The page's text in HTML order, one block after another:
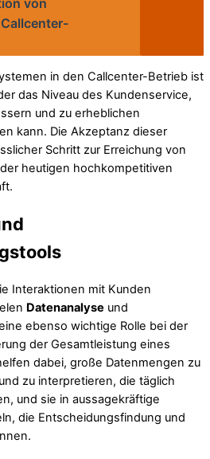
von
in den Callcenter-Betrieb ist
das Niveau des Kundenservice,
und zu erheblichen
kann. Die Akzeptanz dieser
Schritt zur Erreichung von
heutigen hochkompetitiven
Interaktionen mit Kunden
Datenanalyse und
ebenso wichtige Rolle bei der
der Gesamtleistung eines
dabei, große Datenmengen zu
zu interpretieren, die täglich
und sie in aussagekräftige
die Entscheidungsfindung und